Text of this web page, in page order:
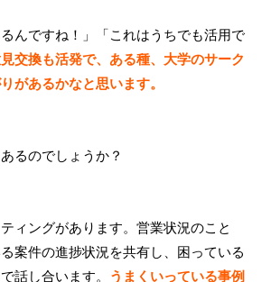
るんですね！」「これはうちでも活用で
交換も活発で、ある種、大学のサーク
があるかなと思います。
るのでしょうか？
ィングがあります。営業状況のこと
案件の進捗状況を共有し、困っている
話し合います。
うまくいっている事例